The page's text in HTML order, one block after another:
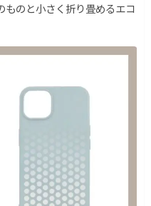
ものと小さく折り畳めるエコ